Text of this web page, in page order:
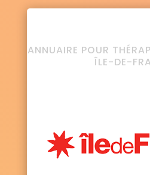
ANNUAIRE POUR
ÎLE-DE-